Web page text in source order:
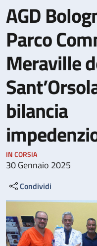
AGD
Parco
Meraville
bilancia
IN CORSIA
30 Gennaio 2025
Condividi